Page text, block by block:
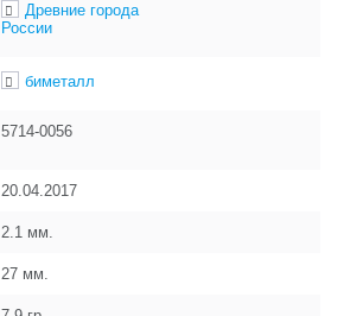
Древние города
России
биметалл
5714-0056
20.04.2017
2.1 мм.
27 мм.